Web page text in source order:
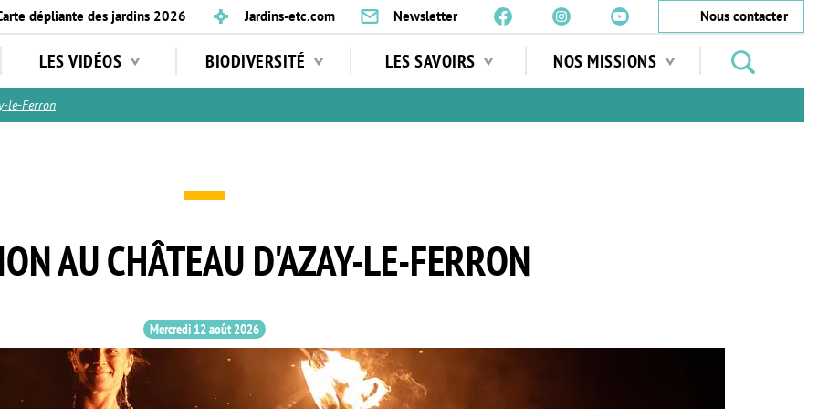
dépliante des jardins 2026 Jardins-etc.com Newsletter
Nous contacter
LES VIDÉOS BIODIVERSITÉ LES SAVOIRS NOS MISSIONS
jardins
le-Ferron
AU CHÂTEAU D'AZAY-LE-FERRON
Mercredi 12 août 2026